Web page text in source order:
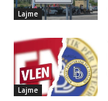
Lajme
Lajme